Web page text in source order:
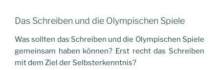
Das Schreiben und die Olympischen Spiele
Was sollten das Schreiben und die Olympischen Spiele
gemeinsam haben können? Erst recht das Schreiben
mit dem Ziel der Selbsterkenntnis?